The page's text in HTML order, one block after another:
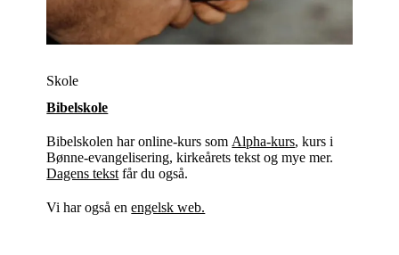
Skole
Bibelskole
Bibelskolen har online-kurs som Alpha-kurs, kurs i
Bønne-evangelisering, kirkeårets tekst og mye mer.
Dagens tekst får du også.
Vi har også enengelsk web.